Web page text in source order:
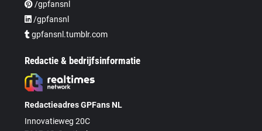
/gpfansnl
/gpfansnl
gpfansnl.tumblr.com
Redactie & bedrijfsinformatie
Redactieadres GPFans NL
Innovatieweg 20C